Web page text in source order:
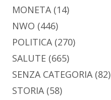
MONETA(14)
NWO (446)
POLITICA(270)
SALUTE (665)
SENZA CATEGORIA(82)
STORIA(58)